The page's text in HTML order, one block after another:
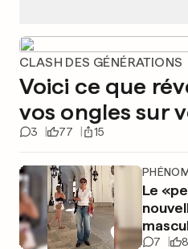
CLASH DES GÉNÉRATIONS
Voici ce que
vos ongles sur
3 77 15
Le
7